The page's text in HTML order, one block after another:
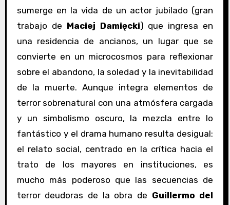
sumerge en la vida de un actor jubilado (gran
trabajo de Maciej Damięcki) que ingresa en
una residencia de ancianos, un lugar que se
convierte en un microcosmos para reflexionar
sobre el abandono, la soledad y la inevitabilidad
de la muerte. Aunque integra elementos de
terror sobrenatural con una atmósfera cargada
y un simbolismo oscuro, la mezcla entre lo
fantástico y el drama humano resulta desigual:
el relato social, centrado en la crítica hacia el
trato de los mayores en instituciones, es
mucho más poderoso que las secuencias de
terror deudoras de la obra de Guillermo del